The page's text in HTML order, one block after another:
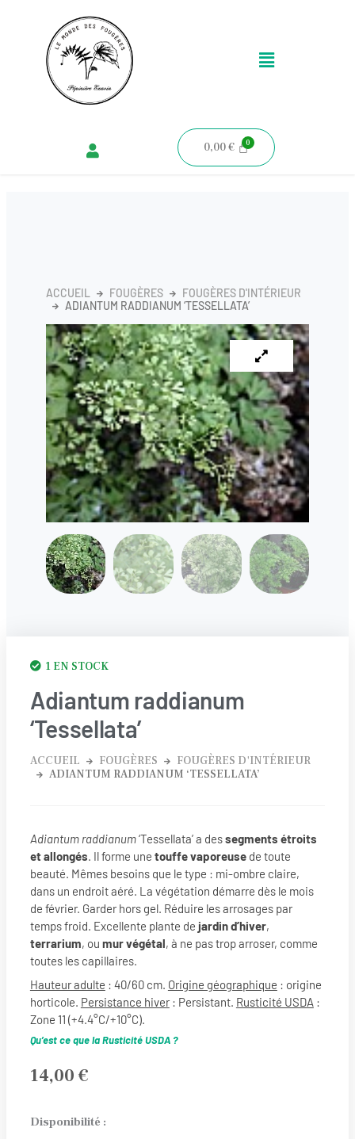
Menu
0,00€
ACCUEIL FOUGÈRES
FOUGÈRES D'INTÉRIEUR
ADIANTUM RADDIANUM ‘TESSELLATA’
1 EN STOCK
Adiantum raddianum
‘Tessellata’
ACCUEIL FOUGÈRES
FOUGÈRES D'INTÉRIEUR
ADIANTUM RADDIANUM ‘TESSELLATA’
Adiantum raddianum‘Tessellata’ a dessegments étroits
et allongés. Il forme une touffe vaporeusede toute
beauté. Mêmes besoins que le type : mi-ombre claire,
dans un endroit aéré. La végétation démarre dès le mois
de février. Garder hors gel. Réduire les arrosages par
temps froid. Excellente plante de jardin d’hiver,
terrarium, ou mur végétal, à ne pas trop arroser, comme
toutes les capillaires.
Hauteur adulte : 40/60 cm. Origine géographique : origine
horticole. Persistance hiver: Persistant. Rusticité USDA:
Zone 11 (+4.4°C/+10°C).
Qu’est ce que la Rusticité USDA ?
14,00 €
Disponibilité :
quantité